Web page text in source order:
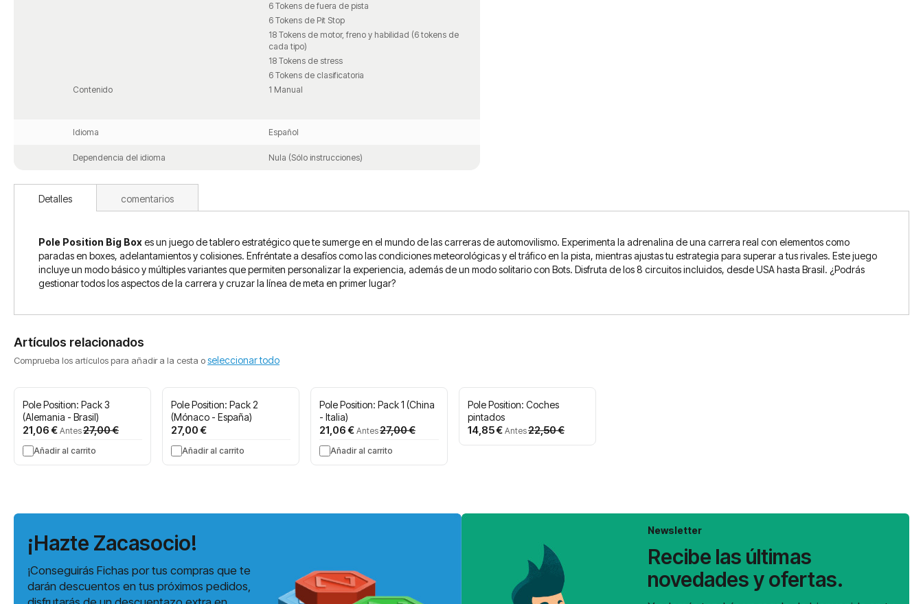
Contenido
6 Tokens de fuera de pista
6 Tokens de Pit Stop
18 Tokens de motor, freno y habilidad (6 tokens de
cada tipo)
18 Tokens de stress
6 Tokens de clasificatoria
1 Manual
Idioma Español
Dependencia del idioma Nula (Sólo instrucciones)
Detalles
Pole Position Big Boxes un juego de tablero estratégico que te sumerge en el mundo de las carreras de automovilismo. Experimenta la adrenalina de una carrera real con elementos como
paradas en boxes, adelantamientos y colisiones. Enfréntate a desafíos como las condiciones meteorológicas y el tráfico en la pista, mientras ajustas tu estrategia para superar a tus rivales. Este juego
incluye un modo básico y múltiples variantes que permiten personalizar la experiencia, además de un modo solitario con Bots. Disfruta de los 8 circuitos incluidos, desde USA hasta Brasil. ¿Podrás
gestionar todos los aspectos de la carrera y cruzar la línea de meta en primer lugar?
comentarios
Artículos relacionados
Comprueba los artículos para añadir a la cesta oseleccionar todo
Pole Position: Pack 3
(Alemania - Brasil)
Precio
especial
21,06 € Antes27,00 €
Añadir al carrito
Pole Position: Pack 2
(Mónaco - España)
27,00 €
Añadir al carrito
Pole Position: Pack 1 (China
- Italia)
Precio
especial
21,06 € Antes27,00 €
Añadir al carrito
Pole Position: Coches
pintados
Precio
especial
14,85 € Antes22,50 €
¡Hazte Zacasocio!
¡Conseguirás Fichas por tus compras que te
darán descuentos en tus próximos pedidos,
Newsletter
Recibe las últimas
novedades y ofertas.